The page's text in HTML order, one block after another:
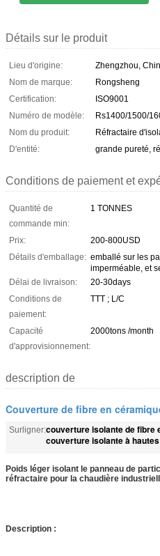
Détails sur le produit
Lieu d'origine:
Zhengzhou,
Nom de marque:
Rongsheng
Certification:
ISO9001
Numéro de modèle:
Rs1400/1500/
Nom du produit:
Réfractaire
D'entité:
grande pureté,
Conditions de paiement et
Quantité de
commande min:
1 TONNES
Prix:
200-800USD
Détails d'emballage: emballé sur les
imperméable, et
Délai de livraison:
20-30days
Conditions de
paiement:
TTT ; L/C
Capacité
d'approvisionnement:
2000tons /month
description de
Couverture de fibre en
Surligner:couverture isolante de fibre
couverture isolante à
Poids léger isolant le panneau de
réfractaire pour la chaudière
Description :